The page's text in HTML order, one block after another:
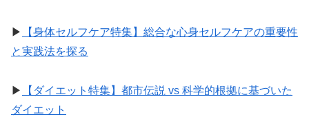
▶︎
【身体セルフケア特集】総合な心身セルフケアの重要性
と実践法を探る
▶︎
【ダイエット特集】都市伝説 vs 科学的根拠に基づいた
ダイエット